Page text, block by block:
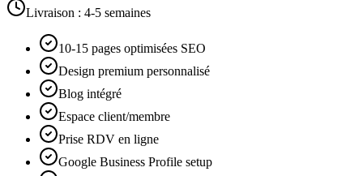
Livraison : 4-5 semaines
10-15 pages optimisées SEO
Design premium personnalisé
Blog intégré
Espace client/membre
Prise RDV en ligne
Google Business Profile setup